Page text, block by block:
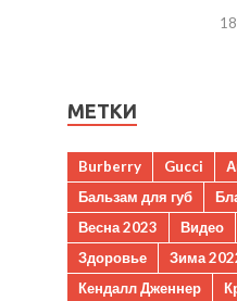
МЕТКИ
Burberry Gucci
Бальзам для губ
Весна 2023
Видео
Здоровье
Зима
Кендалл Дженнер